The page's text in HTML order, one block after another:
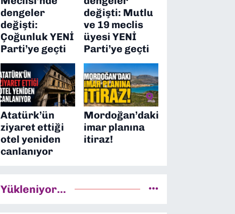
dengeler
değişti:
Çoğunluk YENİ
Parti’ye geçti
değişti: Mutlu
ve 19 meclis
üyesi YENİ
Parti’ye geçti
Atatürk’ün
ziyaret ettiği
otel yeniden
canlanıyor
Mordoğan’daki
imar planına
itiraz!
Yükleniyor...